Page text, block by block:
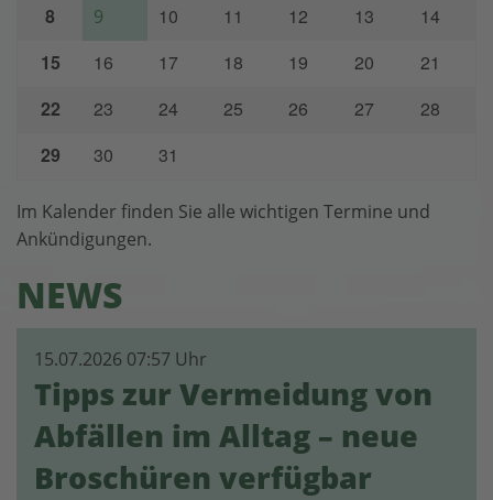
8
9 10 11 12 13
14
15
16 17 18 19 20
21
22
23 24 25 26 27
28
29
30 31
Im Kalender finden Sie alle wichtigen Termine und
Ankündigungen.
NEWS
15.07.2026 07:57 Uhr
Tipps zur Vermeidung von
Abfällen im Alltag – neue
Broschüren verfügbar